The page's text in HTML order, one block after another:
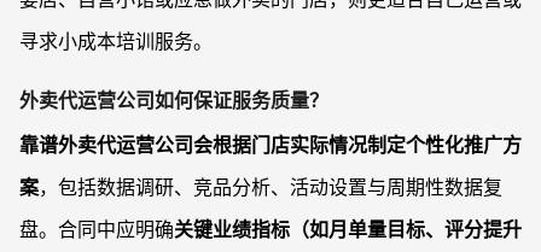
寻求小成本培训服务。
外卖代运营公司如何保证服务质量？
靠谱外卖代运营公司会根据门店实际情况制定个性化推广方
案，包括数据调研、竞品分析、活动设置与周期性数据复
盘。合同中应明确关键业绩指标（如月单量目标、评分提升